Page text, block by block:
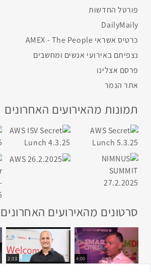
פורטל החדשות
DailyMaily
כרטיס אשראי AMEX - The People
נצפיתם באירועי אנשים ומחשבים
פרסם אצלינו
אתר הנמר
תמונות מהאירועים האחרונים
סרטונים מהאירועים האחרונים
4:00
2:33